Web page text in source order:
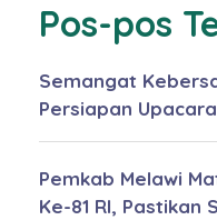
Pos-pos
Semangat
Persiapan
Pemkab Melawi
Ke-81 RI, Pastikan